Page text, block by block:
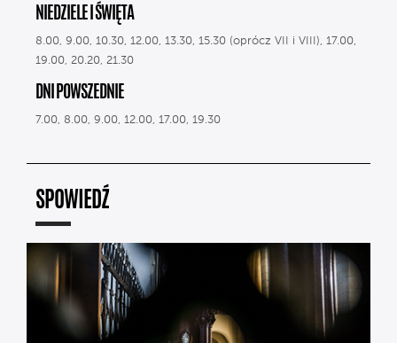
NIEDZIELE I ŚWIĘTA
8.00, 9.00, 10.30, 12.00, 13.30, 15.30 (oprócz VII i VIII), 17.00,
19.00, 20.20, 21.30
DNI POWSZEDNIE
7.00, 8.00, 9.00, 12.00, 17.00, 19.30
SPOWIEDŹ